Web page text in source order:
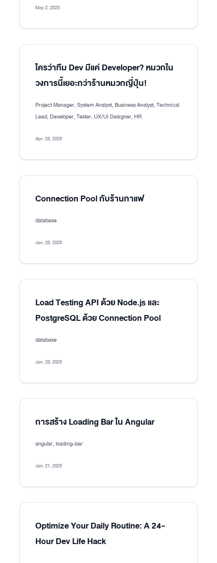
May 2, 2025
ใครว่าทีม Dev มีแค่ Developer? หมวกใน
วงการนี้เยอะกว่าร้านหมวกญี่ปุ่น!
Project Manager, System Analyst, Business Analyst, Technical
Lead, Developer, Tester, UX/UI Designer, HR
Apr. 23, 2025
Connection Pool กับร้านกาแฟ
database
Jan. 23, 2025
Load Testing API ด้วย Node.js และ
PostgreSQL ด้วย Connection Pool
database
Jan. 23, 2025
การสร้าง Loading Bar ใน Angular
angular, loading-bar
Jan. 21, 2025
Optimize Your Daily Routine: A 24-
Hour Dev Life Hack